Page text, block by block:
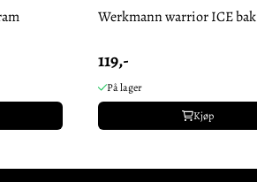
Werkmann warrior ICE bak
119,-
På lager
Kjøp